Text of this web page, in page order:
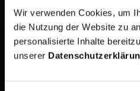
Wir verwenden Cookies, um
die Nutzung der Website zu
personalisierte Inhalte
unserer